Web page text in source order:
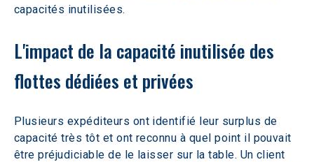
capacités inutilisées.
L'impact de la capacité inutilisée des
flottes dédiées et privées
Plusieurs expéditeurs ont identifié leur surplus de
capacité très tôt et ont reconnu à quel point il pouvait
être préjudiciable de le laisser sur la table. Un client